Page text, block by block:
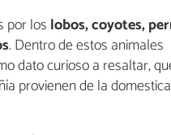
por los lobos, coyotes,
. Dentro de estos animales
dato curioso a resaltar,
provienen de la